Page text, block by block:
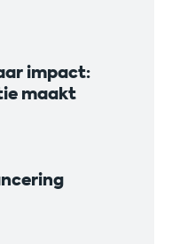
impact:
maakt